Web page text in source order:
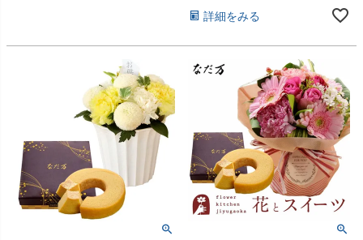
詳細をみる